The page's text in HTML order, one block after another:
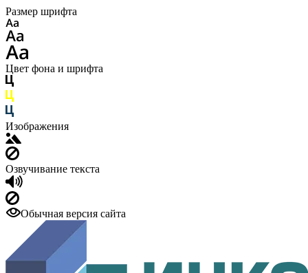
Размер шрифта
Цвет фона и шрифта
Изображения
Озвучивание текста
Обычная версия сайта